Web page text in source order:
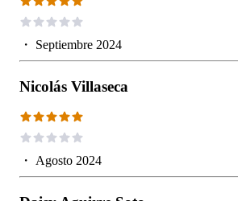
・ Septiembre 2024
Nicolás Villaseca
・ Agosto 2024